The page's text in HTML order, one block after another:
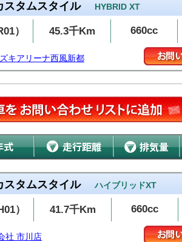
スタムスタイル HYBRID XT
） 45.3千Km 660cc
キアリーナ西風新都
スタムスタイル ハイブリッドXT
） 41.7千Km 660cc
社 市川店